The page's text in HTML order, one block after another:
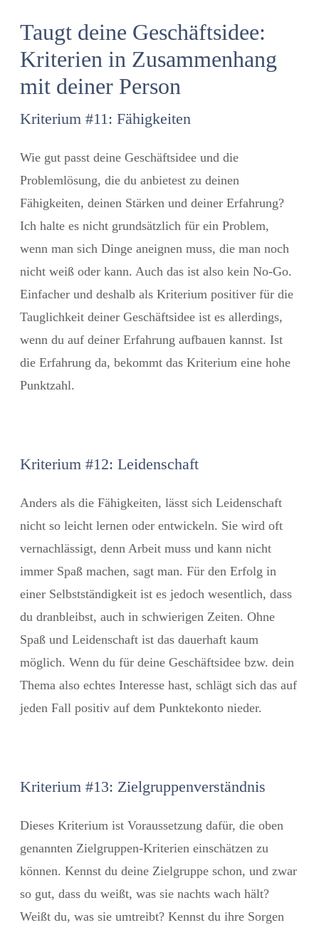
Taugt deine Geschäftsidee:
Kriterien in Zusammenhang
mit deiner Person
Kriterium #11: Fähigkeiten
Wie gut passt deine Geschäftsidee und die
Problemlösung, die du anbietest zu deinen
Fähigkeiten, deinen Stärken und deiner Erfahrung?
Ich halte es nicht grundsätzlich für ein Problem,
wenn man sich Dinge aneignen muss, die man noch
nicht weiß oder kann. Auch das ist also kein No-Go.
Einfacher und deshalb als Kriterium positiver für die
Tauglichkeit deiner Geschäftsidee ist es allerdings,
wenn du auf deiner Erfahrung aufbauen kannst. Ist
die Erfahrung da, bekommt das Kriterium eine hohe
Punktzahl.
Kriterium #12: Leidenschaft
Anders als die Fähigkeiten, lässt sich Leidenschaft
nicht so leicht lernen oder entwickeln. Sie wird oft
vernachlässigt, denn Arbeit muss und kann nicht
immer Spaß machen, sagt man. Für den Erfolg in
einer Selbstständigkeit ist es jedoch wesentlich, dass
du dranbleibst, auch in schwierigen Zeiten. Ohne
Spaß und Leidenschaft ist das dauerhaft kaum
möglich. Wenn du für deine Geschäftsidee bzw. dein
Thema also echtes Interesse hast, schlägt sich das auf
jeden Fall positiv auf dem Punktekonto nieder.
Kriterium #13: Zielgruppenverständnis
Dieses Kriterium ist Voraussetzung dafür, die oben
genannten Zielgruppen-Kriterien einschätzen zu
können. Kennst du deine Zielgruppe schon, und zwar
so gut, dass du weißt, was sie nachts wach hält?
Weißt du, was sie umtreibt? Kennst du ihre Sorgen